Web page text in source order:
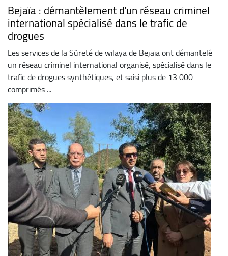
Bejaïa : démantèlement d'un réseau criminel
international spécialisé dans le trafic de
drogues
Les services de la Sûreté de wilaya de Bejaïa ont démantelé
un réseau criminel international organisé, spécialisé dans le
trafic de drogues synthétiques, et saisi plus de 13 000
comprimés ...